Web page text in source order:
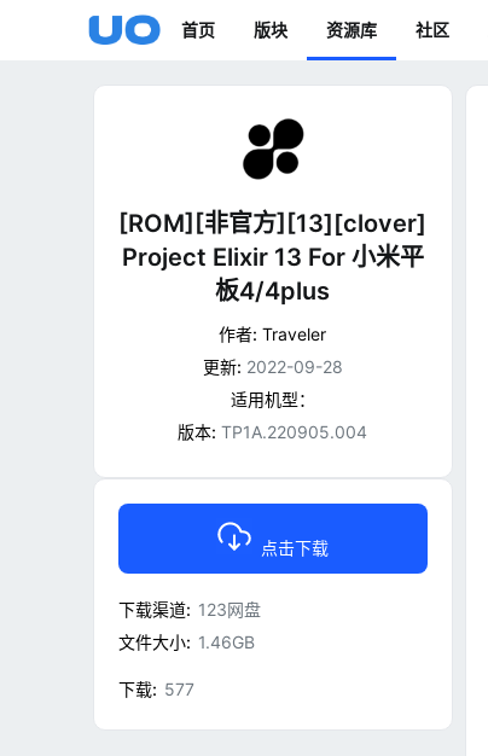
首页 版块 资源库 社区
[ROM][非官方][13][clover]
Project Elixir 13 For 小米平
板4/4plus
作者: Traveler
更新: 2022-09-28
适用机型：
版本: TP1A.220905.004
点击下载
下载渠道
123网盘
文件大小
1.46GB
下载 577